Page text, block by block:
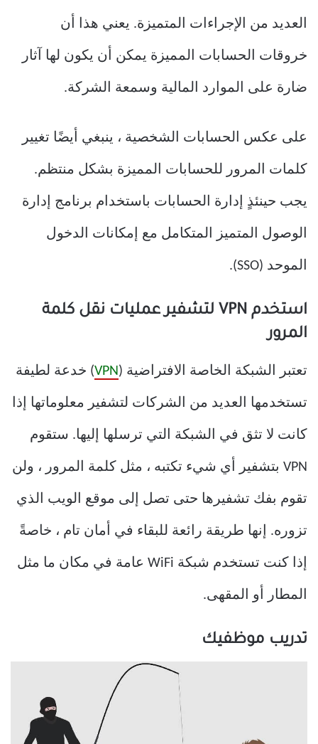
العديد من الإجراءات المتميزة. يعني هذا أن
خروقات الحسابات المميزة يمكن أن يكون لها آثار
ضارة على الموارد المالية وسمعة الشركة.
على عكس الحسابات الشخصية ، ينبغي أيضًا تغيير
كلمات المرور للحسابات المميزة بشكل منتظم.
يجب حينئذٍ إدارة الحسابات باستخدام برنامج إدارة
الوصول المتميز المتكامل مع إمكانات الدخول
الموحد (SSO).
استخدم VPN لتشفير عمليات نقل كلمة
المرور
تعتبر الشبكة الخاصة الافتراضية ( VPN) خدعة لطيفة
تستخدمها العديد من الشركات لتشفير معلوماتها إذا
كانت لا تثق في الشبكة التي ترسلها إليها. ستقوم
VPN بتشفير أي شيء تكتبه ، مثل كلمة المرور ، ولن
تقوم بفك تشفيرها حتى تصل إلى موقع الويب الذي
تزوره. إنها طريقة رائعة للبقاء في أمان تام ، خاصةً
إذا كنت تستخدم شبكة WiFi عامة في مكان ما مثل
المطار أو المقهى.
تدريب موظفيك